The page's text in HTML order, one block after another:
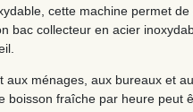
cette machine permet
bac collecteur en acier
ménages, aux bureaux et
boisson fraîche par heure peut